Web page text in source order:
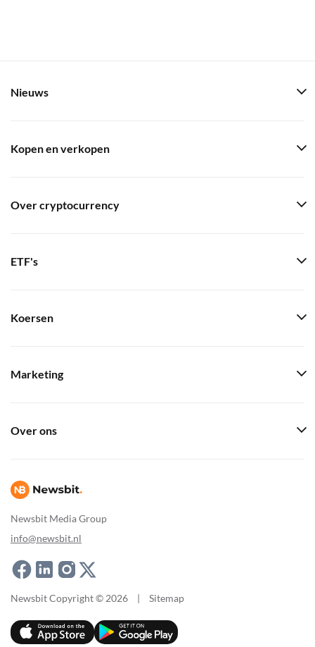
Newsbit Media Group
info@newsbit.nl
Nieuws
Kopen en verkopen
Over cryptocurrency
ETF's
Koersen
Marketing
Over ons
Newsbit Copyright © 2026 | Sitemap